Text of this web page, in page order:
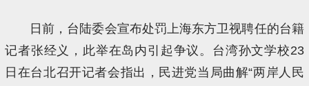
日前，台陆委会宣布处罚上海东方卫视聘任的台籍
记者张经义，此举在岛内引起争议。台湾孙文学校23
日在台北召开记者会指出，民进党当局曲解“两岸人民